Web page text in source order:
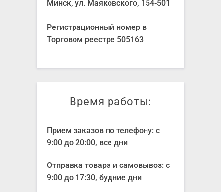
Минск, ул. Маяковского, 154-501
Регистрационный номер в
Торговом реестре 505163
Время работы:
Прием заказов по телефону: с
9:00 до 20:00, все дни
Отправка товара и самовывоз: с
9:00 до 17:30, будние дни